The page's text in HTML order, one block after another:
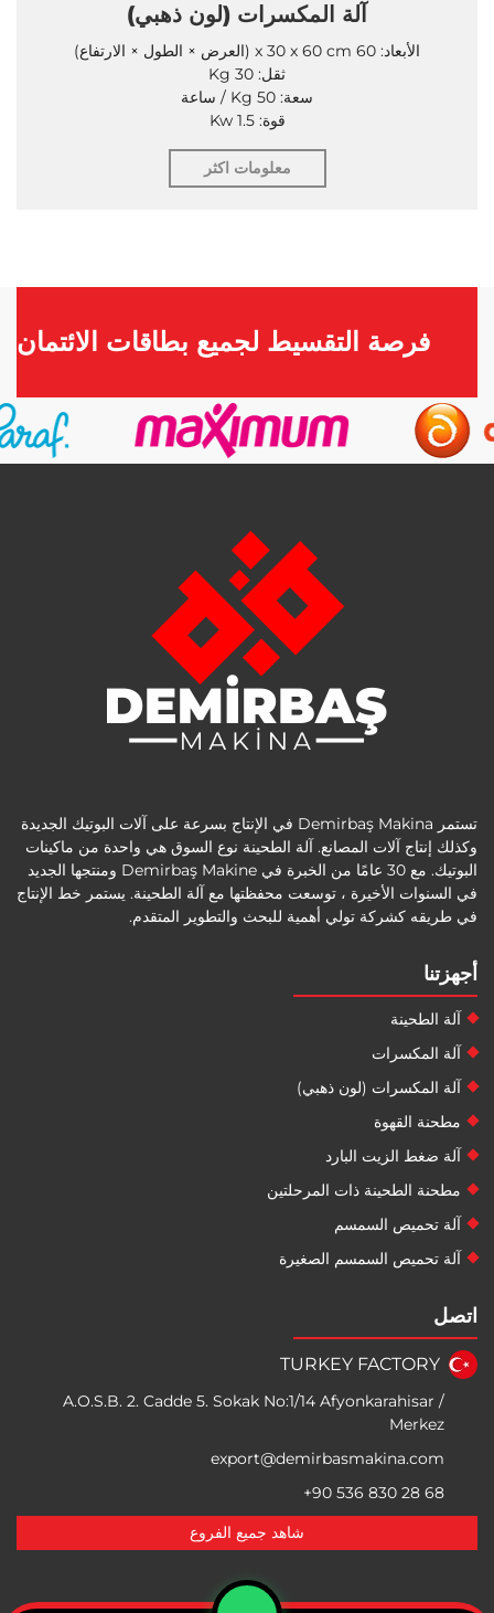
آلة المكسرات (لون ذهبي)
الأبعاد: 60 x 30 x 60 cm (العرض × الطول × الارتفاع)
ثقل: 30 Kg
سعة: 50 Kg / ساعة
قوة: 1.5 Kw
معلومات اكثر
فرصة التقسيط لجميع بطاقات الائتمان
تستمر Demirbaş Makina في الإنتاج بسرعة على آلات البوتيك الجديدة
وكذلك إنتاج آلات المصانع. آلة الطحينة نوع السوق هي واحدة من ماكينات
البوتيك. مع 30 عامًا من الخبرة في Demirbaş Makine ومنتجها الجديد
في السنوات الأخيرة ، توسعت محفظتها مع آلة الطحينة. يستمر خط الإنتاج
في طريقه كشركة تولي أهمية للبحث والتطوير المتقدم.
أجهزتنا
آلة الطحينة
آلة المكسرات
آلة المكسرات (لون ذهبي)
مطحنة القهوة
آلة ضغط الزيت البارد
مطحنة الطحينة ذات المرحلتين
آلة تحميص السمسم
آلة تحميص السمسم الصغيرة
اتصل
TURKEY FACTORY
A.O.S.B. 2. Cadde 5. Sokak No:1/14 Afyonkarahisar /
Merkez
export@demirbasmakina.com
+90 536 830 28 68
شاهد جميع الفروع